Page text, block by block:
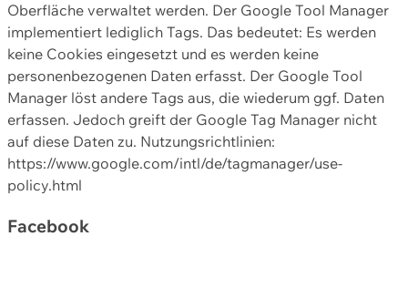
Oberfläche verwaltet werden. Der Google Tool Manager
implementiert lediglich Tags. Das bedeutet: Es werden
keine Cookies eingesetzt und es werden keine
personenbezogenen Daten erfasst. Der Google Tool
Manager löst andere Tags aus, die wiederum ggf. Daten
erfassen. Jedoch greift der Google Tag Manager nicht
auf diese Daten zu. Nutzungsrichtlinien:
https://www.google.com/intl/de/tagmanager/use-
policy.html
Facebook